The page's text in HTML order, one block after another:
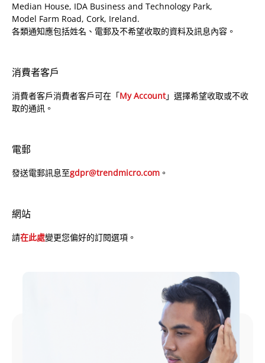
Median House, IDA Business and Technology Park,
Model Farm Road, Cork, Ireland.
各類通知應包括姓名、電郵及不希望收取的資料及訊息內容。
消費者客戶
消費者客戶消費者客戶可在「My Account」選擇希望收取或不收
取的通訊。
電郵
發送電郵訊息至gdpr@trendmicro.com 。
網站
請在此處變更您偏好的訂閱選項。